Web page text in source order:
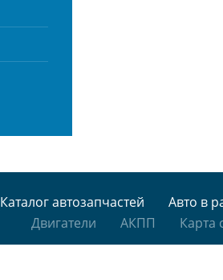
Каталог автозапчастей
Авто в
Двигатели
АКПП Карта